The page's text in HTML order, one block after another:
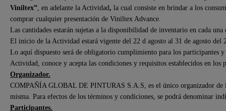
Viniltex” , en adelante la Actividad, la cual consiste en brindar a los
comprar cualquier presentación de Viniltex Advance.
Las cantidades estarán sujetas a la disponibilidad de inventario en cada una
El inicio de la Actividad estará vigente del 22 d agosto al 31 de agosto del
Lo aquí dispuesto será de obligatorio cumplimiento para los participantes
Actividad, conoce y acepta las condiciones y requisitos establecidos en los
Organizador.
COMPAÑÍA GLOBAL DE PINTURAS S.A.S, es el único organizador de
misma. Para efectos de los términos y condiciones, se podrá denominar
Participantes.